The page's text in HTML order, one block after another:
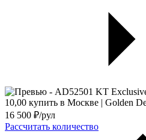
16 500 ₽/рул
Рассчитать количество